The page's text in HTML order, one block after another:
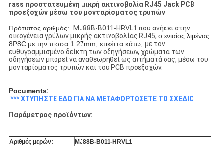
rass προστατευμένη μικρή ακτινοβολία RJ45 Jack PCB
προεξοχών μέσω του μονταρίσματος τρυπών
Πρότυπος αριθμός:
MJ88B-B011-HRVL1 που ανήκει στην
οικογένεια γρύλων μικρής ακτινοβολίας RJ45, ο ενιαίος λιμένας
8P8C με την πίσσα 1.27mm, ετικέττα κάτω, με τον
ευθυγραμμισμένο δείκτη των οδηγήσεων, χρώματα των
οδηγήσεων μπορεί να αναθεωρηθεί ως αιτήματά σας, μέσω του
μονταρίσματος τρυπών και του PCB προεξοχών.
Pocuments:
*** ΧΤΥΠΗΣΤΕ ΕΔΩ ΓΙΑ ΝΑ ΜΕΤΑΦΟΡΤΩΣΕΤΕ ΤΟ ΣΧΕΔΙΟ
Παράμετρος προϊόντων:
Αριθμός μερών:
MJ88B-B011-HRVL1